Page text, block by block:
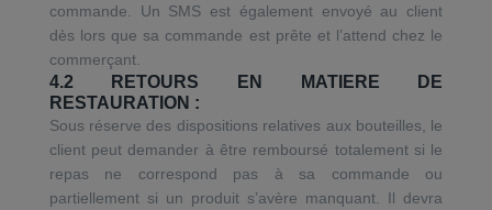
commande. Un SMS est également envoyé au client
dès lors que sa commande est prête et l’attend chez le
commerçant.
4.2 RETOURS EN MATIERE DE
RESTAURATION :
Sous réserve des dispositions relatives aux bouteilles, le
client peut demander à être remboursé totalement si le
repas ne correspond pas à sa commande ou
partiellement si un produit s’avère manquant. Il devra